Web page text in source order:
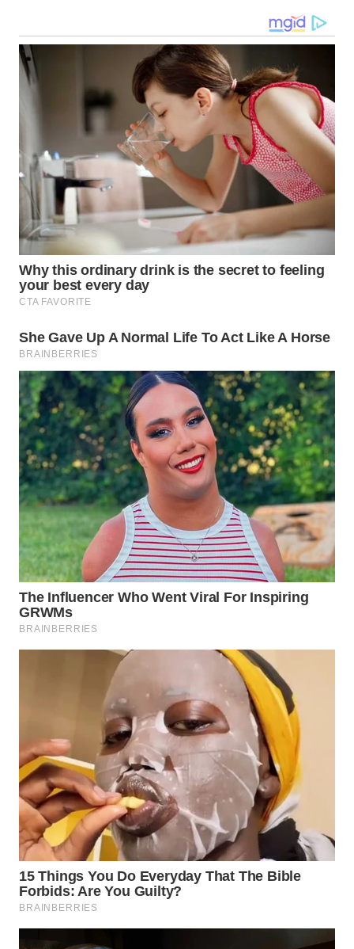
NATUNA
MANDALIKA
WN
LIKUPANG
WN
LABUANBAJO
BORNEO
Wahana
Media
Group
WAHANA
NEWS
WAHANA
TANI
WAHANA
ADVOKAT
WAHANA
INFRASTRUKTUR
LISTRIK
WAHANA
TRAVEL
WAHANA
WAHANANEWS
ID